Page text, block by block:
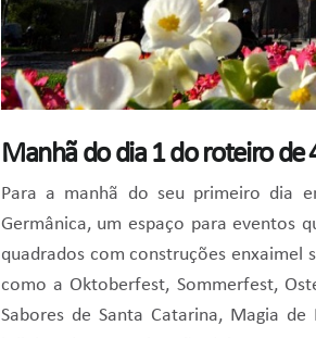
Manhã do dia 1 do roteiro de
Para a manhã do seu primeiro dia
Germânica, um espaço para eventos
quadrados com construções enxaimel
como a Oktoberfest, Sommerfest,
Sabores de Santa Catarina, Magia